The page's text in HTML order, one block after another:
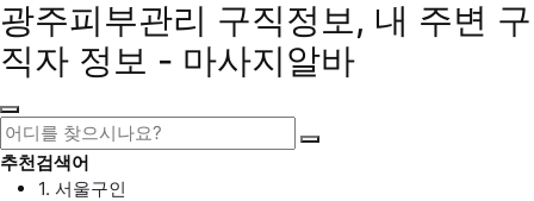
광주피부관리 구직정보, 내 주변 구
직자 정보 - 마사지알바
추천검색어
1. 서울구인